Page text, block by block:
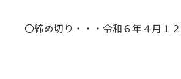
〇締め切り・・・令和６年４月１